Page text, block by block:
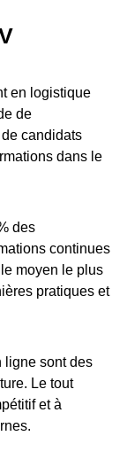
en logistique
de
candidats
dans le
des
continues
moyen le plus
pratiques et
ligne sont des
Le tout
et à